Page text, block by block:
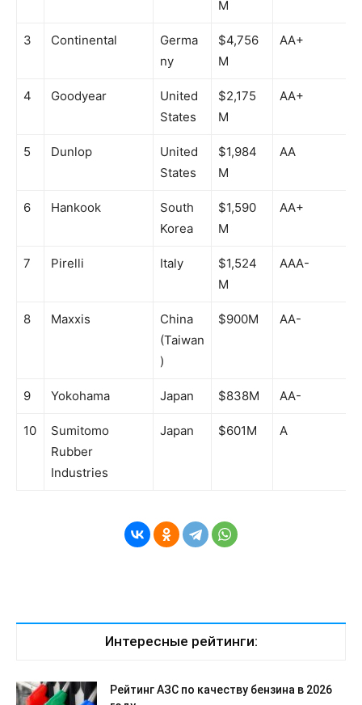
M
3 Continental
Germa
ny
$4,756
M
AA+
4 Goodyear
United
States
$2,175
M
AA+
5 Dunlop
United
States
$1,984
M
AA
6 Hankook
South
Korea
$1,590
M
AA+
7 Pirelli Italy
$1,524
M
AAA-
8 Maxxis
China
(Taiwan
)
$900M AA-
9 Yokohama Japan $838M AA-
10
Sumitomo
Rubber
Industries
Japan $601M A
Интересные рейтинги:
Рейтинг АЗС по качеству бензина в 2026